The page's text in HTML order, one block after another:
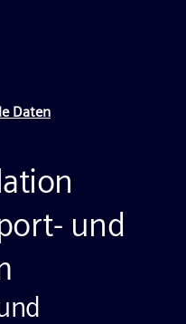
Daten
und